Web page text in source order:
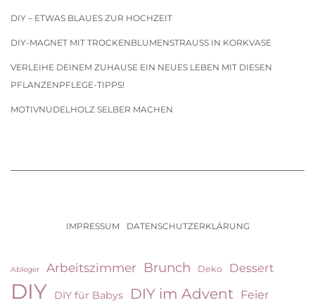
DIY – ETWAS BLAUES ZUR HOCHZEIT
DIY-MAGNET MIT TROCKENBLUMENSTRAUSS IN KORKVASE
VERLEIHE DEINEM ZUHAUSE EIN NEUES LEBEN MIT DIESEN
PFLANZENPFLEGE-TIPPS!
MOTIVNUDELHOLZ SELBER MACHEN
IMPRESSUM DATENSCHUTZERKLÄRUNG
Ableger Arbeitszimmer Brunch Deko Dessert
DIY DIY für Babys DIY im Advent Feier